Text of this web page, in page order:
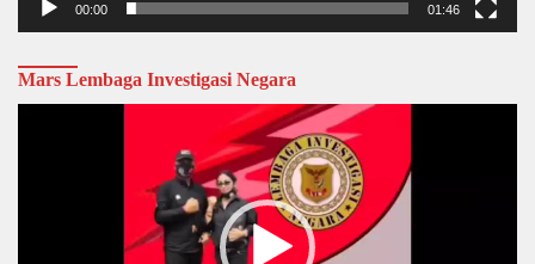
00:00 01:46
Mars Lembaga Investigasi Negara